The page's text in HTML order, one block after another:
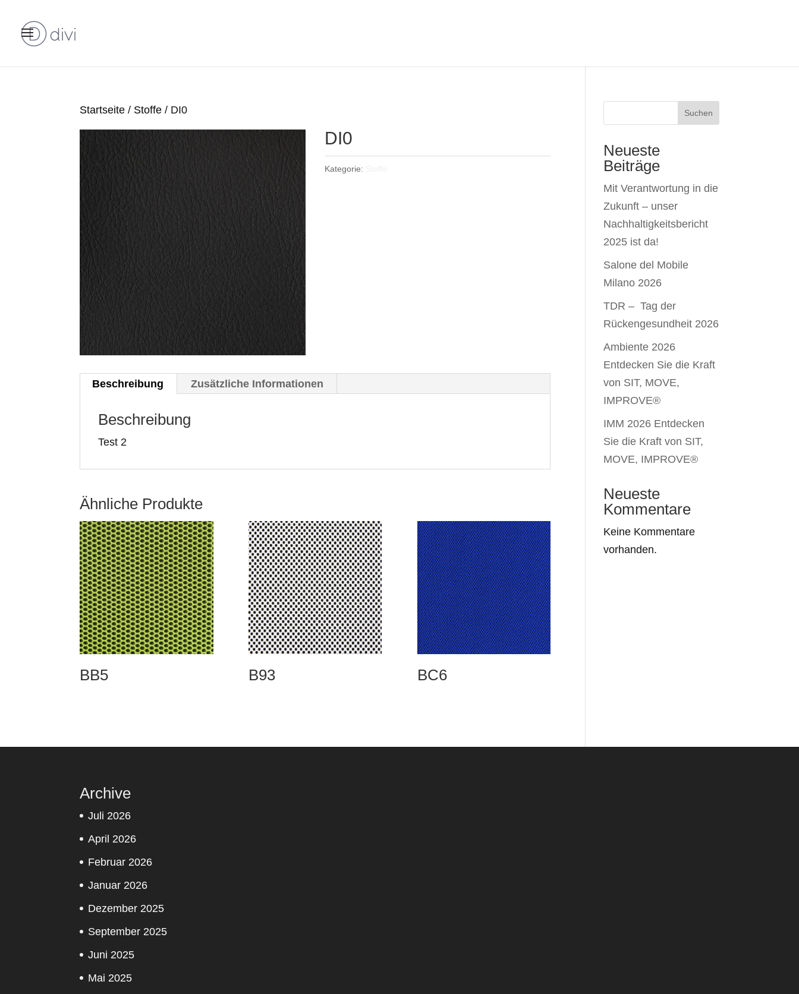
Startseite / Stoffe / DI0
DI0
Kategorie:
Beschreibung Zusätzliche Informationen
Beschreibung
Test 2
Ähnliche Produkte
BB5 B93 BC6
Suchen
Neueste
Beiträge
Mit Verantwortung in die
Zukunft – unser
Nachhaltigkeitsbericht
2025 ist da!
Salone del Mobile
Milano 2026
TDR – Tag der
Rückengesundheit 2026
Ambiente 2026
Entdecken Sie die Kraft
von SIT, MOVE,
IMPROVE®
IMM 2026 Entdecken
Sie die Kraft von SIT,
MOVE, IMPROVE®
Neueste
Kommentare
Keine Kommentare
vorhanden.
Archive
Juli 2026
April 2026
Februar 2026
Januar 2026
Dezember 2025
September 2025
Juni 2025
Mai 2025